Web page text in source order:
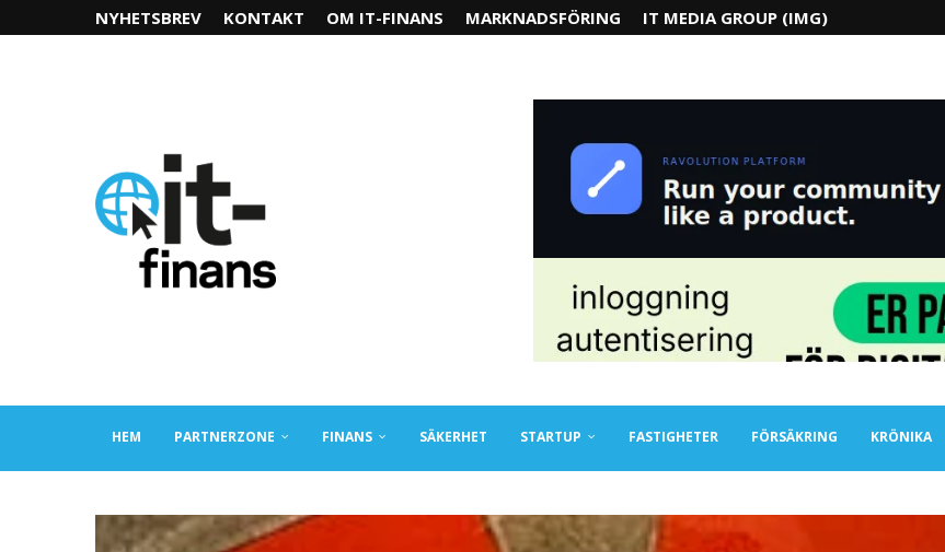
NYHETSBREV KONTAKT OM IT-FINANS MARKNADSFÖRING IT MEDIA GROUP (IMG)
HEM PARTNERZONE FINANS SÄKERHET STARTUP FASTIGHETER FÖRSÄKRING KRÖNIKA